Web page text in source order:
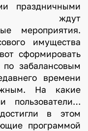
праздничными
ждут
мероприятия.
имущества
сформировать
забалансовым
времени
На какие
пользователи…
в этом
программой